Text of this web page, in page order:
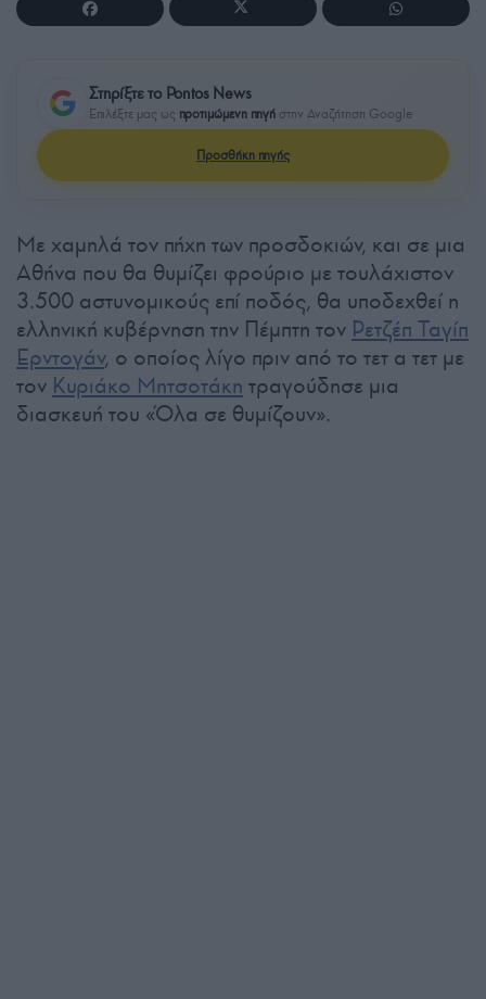
Στηρίξτε το Pontos News
Επιλέξτε μας ως προτιμώμενη πηγή στην Αναζήτηση Google
Προσθήκη πηγής
Με χαμηλά τον πήχη των προσδοκιών, και σε μια
Αθήνα που θα θυμίζει φρούριο με τουλάχιστον
3.500 αστυνομικούς επί ποδός, θα υποδεχθεί η
ελληνική κυβέρνηση την Πέμπτη τον Ρετζέπ Ταγίπ
Ερντογάν, ο οποίος λίγο πριν από το τετ α τετ με
τον Κυριάκο Μητσοτάκη τραγούδησε μια
διασκευή του «Όλα σε θυμίζουν».